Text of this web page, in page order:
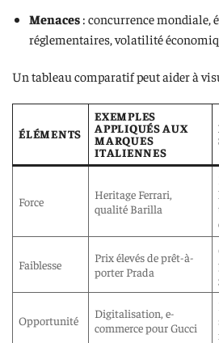
Menaces: concurrence mondiale,
réglementaires, volatilité
Un tableau comparatif peut aider à
ÉLÉMENTS
EXEMPLES
APPLIQUÉS AUX
MARQUES
ITALIENNES
Force
Heritage Ferrari,
qualité Barilla
Faiblesse
Prix élevés de prêt-à-
porter Prada
Opportunité
Digitalisation, e-
commerce pour Gucci